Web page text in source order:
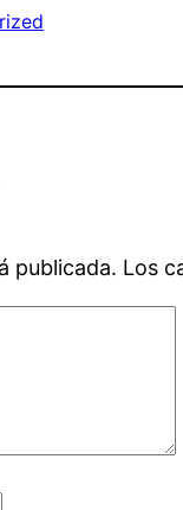
publicada. Los